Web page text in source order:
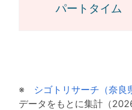
パートタイ
※ シゴトリサーチ（奈良
データをもとに集計（